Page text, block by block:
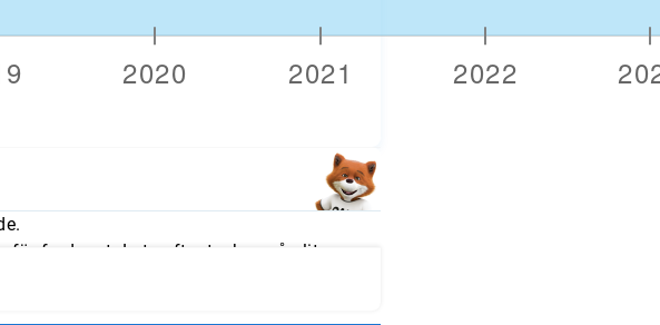
fordonet. Leta efter tecken på slitage